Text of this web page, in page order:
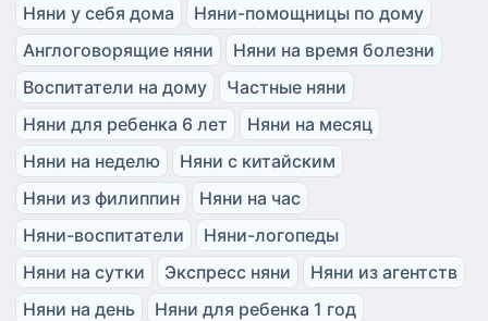
Няни у себя дома
Няни-помощницы по дому
Англоговорящие няни
Няни на время болезни
Воспитатели на дому
Частные няни
Няни для ребенка 6 лет
Няни на месяц
Няни на неделю
Няни с китайским
Няни из филиппин
Няни на час
Няни-воспитатели
Няни-логопеды
Няни на сутки
Экспресс няни
Няни из агентств
Няни на день
Няни для ребенка 1 год